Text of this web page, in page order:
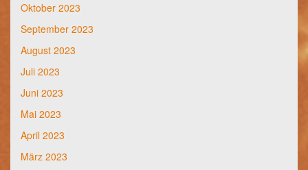
Oktober 2023
September 2023
August 2023
Juli 2023
Juni 2023
Mai 2023
April 2023
März 2023